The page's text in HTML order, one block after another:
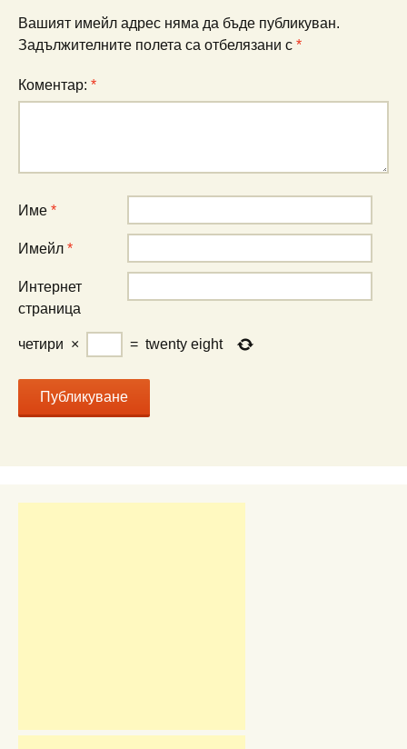
Вашият имейл адрес няма да бъде публикуван.
Задължителните полета са отбелязани с *
Коментар: *
Име *
Имейл *
Интернет
страница
четири × = twenty eight